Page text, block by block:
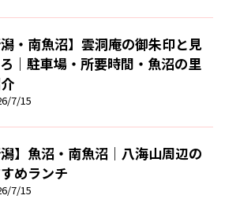
潟・南魚沼】雲洞庵の御朱印と見
｜駐車場・所要時間・魚沼の里
7/15
潟】魚沼・南魚沼｜八海山周辺の
めランチ
7/15